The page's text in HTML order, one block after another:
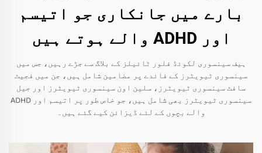
بارے میں جانکاری جو اتیسم
اور ADHD والے ہوتے ہیں
ہیف سینسوری لکوئڈ فلور ٹائیلز کے بلاگ سے جڑے رہیں، جس میں
سینسوری ٹیویٹرز کے فائدے پر مضامین شامل ہیں، جن میں فجیٹ
سافٹ سینسوری ٹیویٹرز، سلین اون سینسوری ٹیویٹرز اور جیل
سینسوری ٹیویٹرز بھی شامل ہیں، جو خاص طور پر اتیسم اور ADHD
والے بچوں کے لئے ڈیزائن کیے گئے ہیں۔